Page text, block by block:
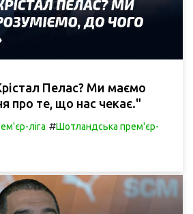
Пелас? Ми маємо
про те, що нас чекає."
ліга #Шотландська прем'єр-